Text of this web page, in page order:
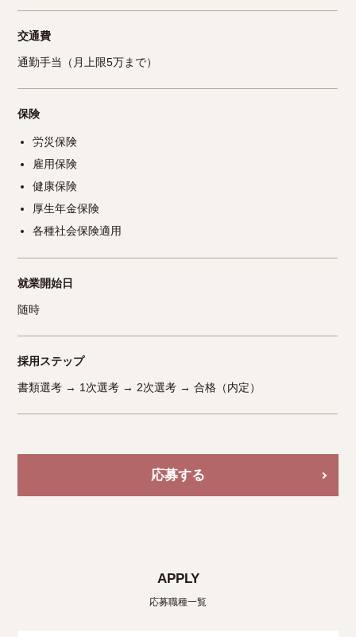
交通費
通勤手当（月上限5万まで）
保険
労災保険
雇用保険
健康保険
厚生年金保険
各種社会保険適用
就業開始日
随時
採用ステップ
書類選考 → 1次選考 → 2次選考 → 合格（内定）
応募する
APPLY
応募職種一覧